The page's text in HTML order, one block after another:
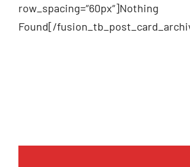
row_spacing=“60px“]Nothing
Found[/